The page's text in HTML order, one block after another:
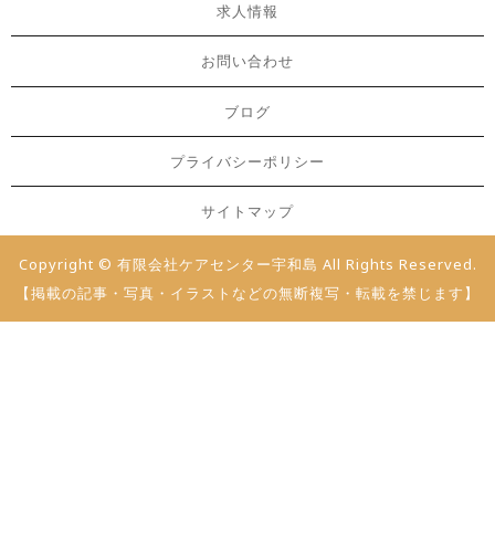
求人情報
お問い合わせ
ブログ
プライバシーポリシー
サイトマップ
Copyright © 有限会社ケアセンター宇和島 All Rights Reserved.
【掲載の記事・写真・イラストなどの無断複写・転載を禁じます】